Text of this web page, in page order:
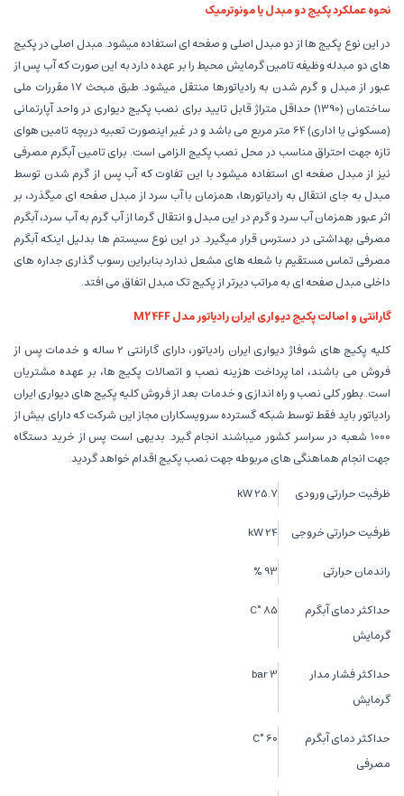
نحوه عملکرد پکیج دو مبدل یا مونوترمیک
در این نوع پکیج ها از دو مبدل اصلی و صفحه ای استفاده میشود. مبدل اصلی در پکیج
های دو مبدله وظیفه تامین گرمایش محیط را بر عهده دارد به این صورت که آب پس از
عبور از مبدل و گرم شدن به رادیاتورها منتقل میشود. طبق مبحث 17 مقررات ملی
ساختمان (1390) حداقل متراژ قابل تایید برای نصب پکیج دیواری در واحد آپارتمانی
(مسکونی یا اداری) 64 متر مربع می باشد و در غیر اینصورت تعبیه دریچه تامین هوای
تازه جهت احتراق مناسب در محل نصب پکیج الزامی است. برای تامین آبگرم مصرفی
نیز از مبدل صفحه ای استفاده میشود با این تفاوت که آب پس از گرم شدن توسط
مبدل به جای انتقال به رادیاتورها، همزمان با آب سرد از مبدل صفحه ای میگذرد، بر
اثر عبور همزمان آب سرد و گرم در این مبدل و انتقال گرما از آب گرم به آب سرد، آبگرم
مصرفی بهداشتی در دسترس قرار میگیرد. در این نوع سیستم ها بدلیل اینکه آبگرم
مصرفی تماس مستقیم با شعله های مشعل ندارد بنابراین رسوب گذاری جداره های
داخلی مبدل صفحه ای به مراتب دیرتر از پکیج تک مبدل اتفاق می افتد.
گارانتی و اصالت پکیج دیواری ایران رادیاتور مدل M24FF
کلیه پکیج های شوفاژ دیواری ایران رادیاتور، دارای گارانتی 2 ساله و خدمات پس از
فروش می باشند، اما پرداخت هزینه نصب و اتصالات پکیج ها، بر عهده مشتریان
است. بطور کلی نصب و راه اندازی و خدمات بعد از فروش کلیه پکیج های دیواری ایران
رادیاتور باید فقط توسط شبکه گسترده سرویسکاران مجاز این شرکت که دارای بیش از
1000 شعبه در سراسر کشور میباشند انجام گیرد. بدیهی است پس از خرید دستگاه
جهت انجام هماهنگی های مربوطه جهت نصب پکیج اقدام خواهد گردید.
ظرفیت حرارتی ورودی
25.7 kW
ظرفیت حرارتی خروجی 24 kW
راندمان حرارتی 93 %
حداکثر دمای آبگرم
گرمایش
85 °C
حداکثر فشار مدار
گرمایش
3 bar
حداکثر دمای آبگرم
مصرفی
60 °C